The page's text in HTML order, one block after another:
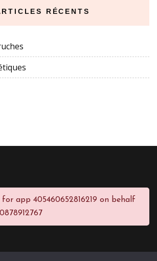
RÉCENTS
app 405460652816219 on behalf